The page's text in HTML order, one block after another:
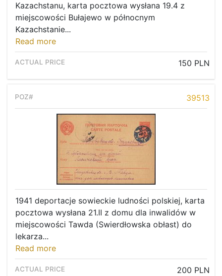
Kazachstanu, karta pocztowa wysłana 19.4 z
miejscowości Bułajewo w północnym
Kazachstanie...
Read more
150 PLN
39513
1941 deportacje sowieckie ludności polskiej, karta
pocztowa wysłana 21.II z domu dla inwalidów w
miejscowości Tawda (Swierdłowska obłast) do
lekarza...
Read more
200 PLN